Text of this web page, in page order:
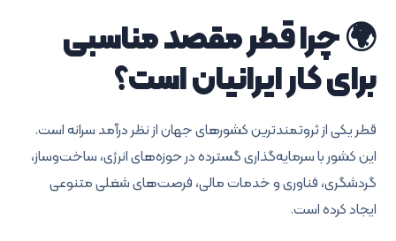
🌍 چرا قطر مقصد مناسبی
برای کار ایرانیان است؟
قطر یکی از ثروتمندترین کشورهای جهان از نظر درآمد سرانه است.
این کشور با سرمایه‌گذاری گسترده در حوزه‌های انرژی، ساخت‌وساز،
گردشگری، فناوری و خدمات مالی، فرصت‌های شغلی متنوعی
ایجاد کرده است.